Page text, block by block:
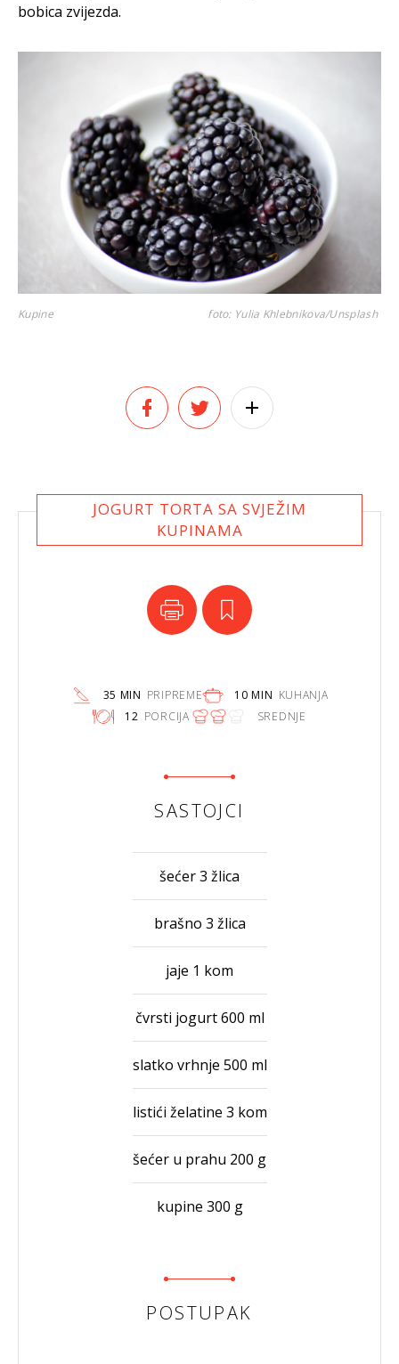
bobica zvijezda.
Kupine foto: Yulia Khlebnikova/Unsplash
JOGURT TORTA SA SVJEŽIM
KUPINAMA
35 MIN PRIPREME 10 MIN KUHANJA
12 PORCIJA SREDNJE
SASTOJCI
šećer 3 žlica
brašno 3 žlica
jaje 1 kom
čvrsti jogurt 600 ml
slatko vrhnje 500 ml
listići želatine 3 kom
šećer u prahu 200 g
kupine 300 g
POSTUPAK